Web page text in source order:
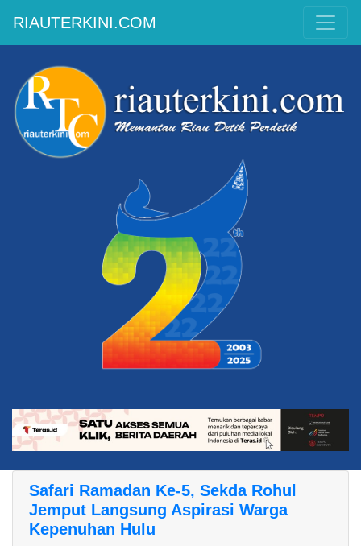
RIAUTERKINI.COM
Safari Ramadan Ke-5, Sekda Rohul
Jemput Langsung Aspirasi Warga
Kepenuhan Hulu